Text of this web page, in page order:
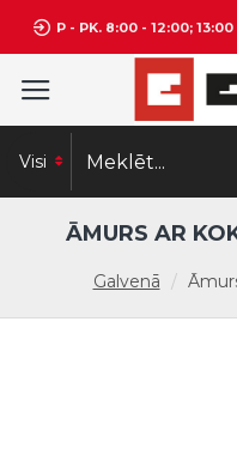
P - PK. 8:00 - 12:00;
Visi
Galvenā
ĀMURS AR